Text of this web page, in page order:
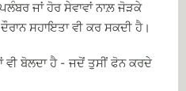
ਜਾਂ ਹੋਰ ਸੇਵਾਵਾਂ ਨਾਲ਼ ਜੋੜਕੇ
ਸਹਾਇਤਾ ਵੀ ਕਰ ਸਕਦੀ ਹੈ।
ਵੀ ਬੋਲਦਾ ਹੈ - ਜਦੋਂ ਤੁਸੀਂ ਫੋਨ ਕਰਦੇ